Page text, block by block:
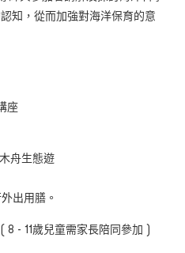
知，從而加強對海洋保育的意
座
舟生態遊
出用膳。
- 11歲兒童需家長陪同參加 )